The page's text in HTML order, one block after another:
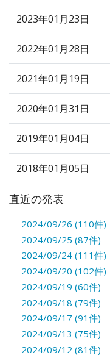
2023年01月23日
2022年01月28日
2021年01月19日
2020年01月31日
2019年01月04日
2018年01月05日
直近の発表
2024/09/26 (110件)
2024/09/25 (87件)
2024/09/24 (111件)
2024/09/20 (102件)
2024/09/19 (60件)
2024/09/18 (79件)
2024/09/17 (91件)
2024/09/13 (75件)
2024/09/12 (81件)